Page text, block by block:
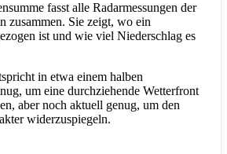
fasst alle Radarmessungen der
zusammen. Sie zeigt, wo ein
ist und wie viel Niederschlag es
in etwa einem halben
um eine durchziehende Wetterfront
aber noch aktuell genug, um den
widerzuspiegeln.